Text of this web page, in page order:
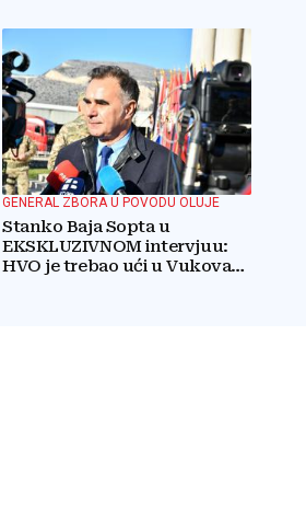
GENERAL ZBORA U POVODU OLUJE
Stanko Baja Sopta u
EKSKLUZIVNOM intervjuu:
HVO je trebao ući u Vukovar